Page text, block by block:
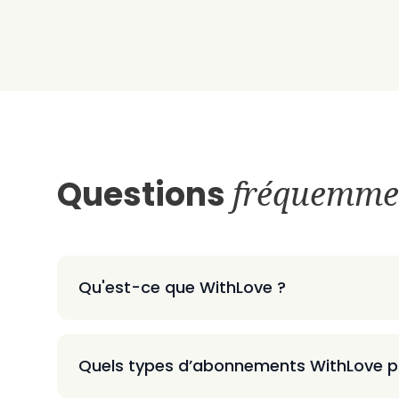
Questions
Qu'est-ce que WithLove ?
Quels types d’abonnements WithLove